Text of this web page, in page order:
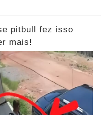
pitbull fez isso
mais!